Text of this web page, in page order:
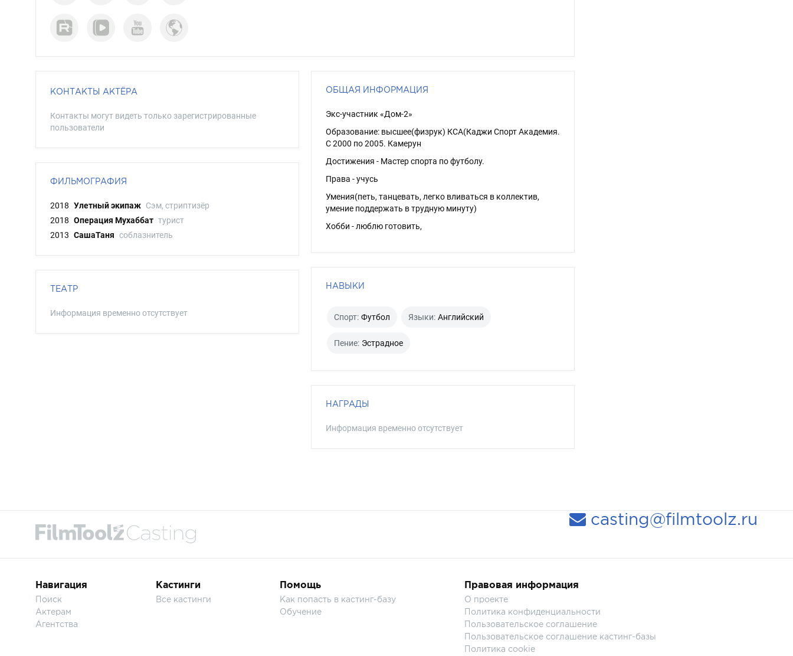
КОНТАКТЫ АКТЁРА
Контакты могут видеть только зарегистрированные
пользователи
ФИЛЬМОГРАФИЯ
2018 Улетный экипаж Сэм, стриптизёр
2018 Операция Мухаббат турист
2013 СашаТаня соблазнитель
ТЕАТР
Информация временно отсутствует
ОБЩАЯ ИНФОРМАЦИЯ
Экс-участник «Дом-2»
Образование: высшее(физрук) КСА(Каджи Спорт Академия.
С 2000 по 2005. Камерун
Достижения - Мастер спорта по футболу.
Права - учусь
Умения(петь, танцевать, легко вливаться в коллектив,
умение поддержать в трудную минуту)
Хобби - люблю готовить,
НАВЫКИ
Спорт: Футбол Языки: Английский
Пение: Эстрадное
НАГРАДЫ
Информация временно отсутствует
casting@filmtoolz.ru
Навигация
Поиск
Актерам
Агентства
Кастинги
Все кастинги
Помощь
Как попасть в кастинг-базу
Обучение
Правовая информация
О проекте
Политика конфиденциальности
Пользовательское соглашение
Пользовательское соглашение кастинг-базы
Политика cookie